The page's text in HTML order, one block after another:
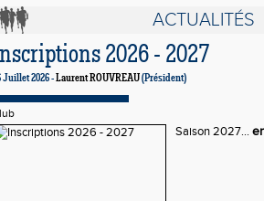
ACTUALITÉS
2026 - 2027
Juillet 2026 -Laurent ROUVREAU(Président)
Saison 2027...